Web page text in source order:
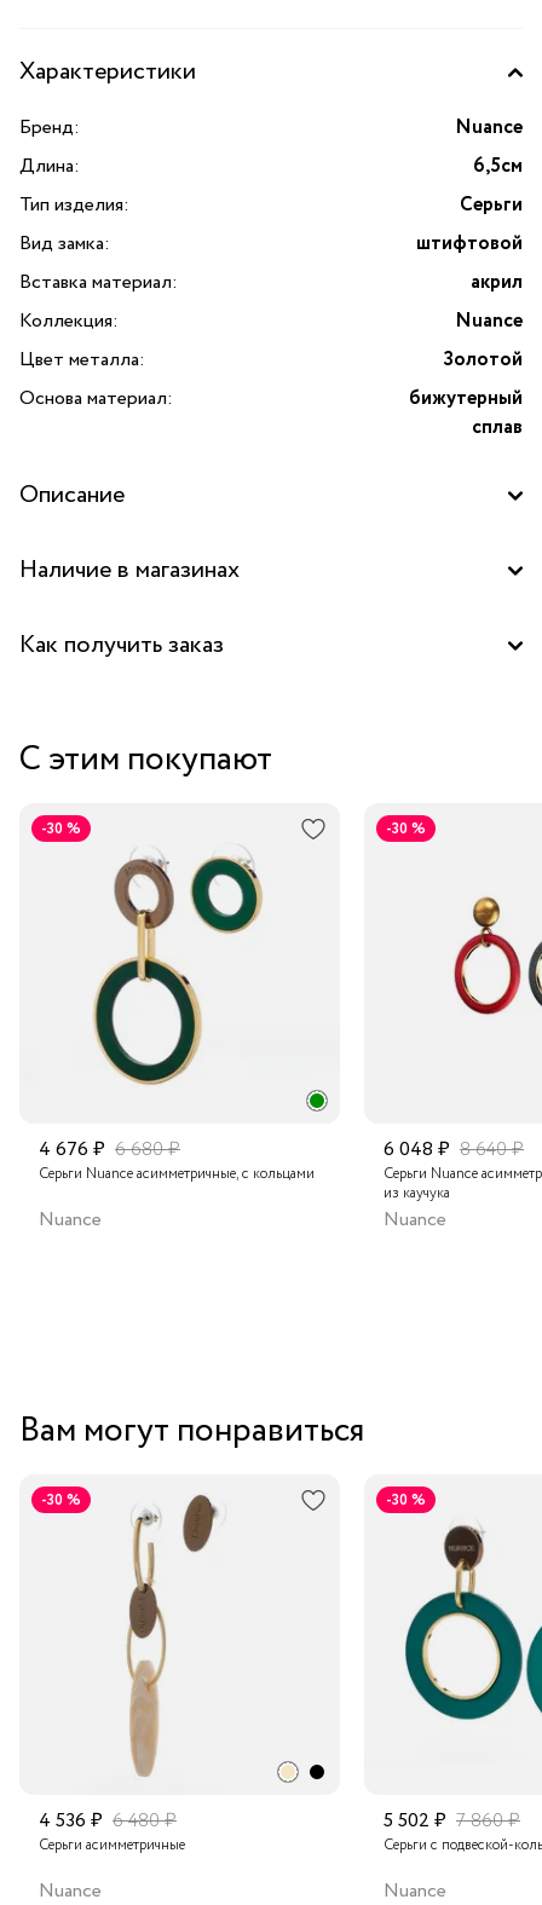
Характеристики
Бренд:
Nuance
Длина:
6,5см
Тип изделия:
Серьги
Вид замка:
штифтовой
Вставка материал:
акрил
Коллекция:
Nuance
Цвет металла:
Золотой
Основа материал:
бижутерный
сплав
Описание
Наличие в магазинах
Бутик "La Nature" в ТОЦ "Вит", Пушкино
Как получить заказ
Курьером за 1-2 дня
В пункт выдачи заказов Boxberry
Транспортной компанией по России
Подробнее о сроках доставки
С этим покупают
-30 %
4 676 ₽ 6 680 ₽
Серьги Nuance асимметричные, с кольцами
Nuance
-30 %
6 048 ₽ 8 640 ₽
Серьги Nuance
из каучука
Nuance
Вам могут понравиться
-30 %
4 536 ₽ 6 480 ₽
Серьги асимметричные
Nuance
-30 %
5 502 ₽ 7 860 ₽
Серьги с подвеской-
Nuance